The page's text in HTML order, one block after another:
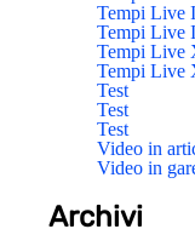
Tempi Live
Tempi Live
Tempi Live
Tempi Live
Test
Test
Test
Video in
Video in
Archivi